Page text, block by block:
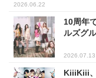
2026.06.22
10周年
ルズグ
2026.07.13
KiiiKiii